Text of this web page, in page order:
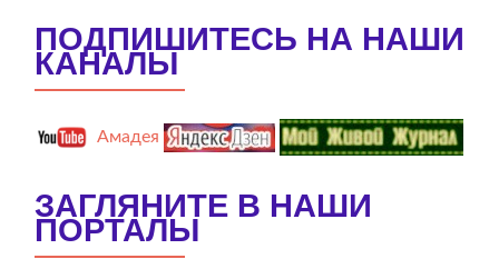
ПОДПИШИТЕСЬ НА НАШИ
КАНАЛЫ
Амадея
ЗАГЛЯНИТЕ В НАШИ
ПОРТАЛЫ